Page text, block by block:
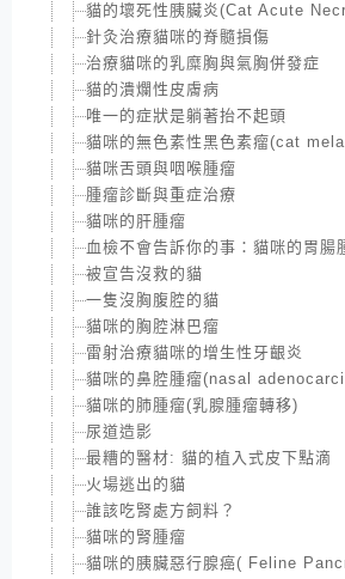
貓的壞死性胰臟炎(Cat Acute
針灸治療貓咪的脊髓損傷
治療貓咪的乳糜胸與氣胸併發症
貓的潰爛性皮膚病
唯一的症狀是躺著抬不起頭
貓咪的無色素性黑色素瘤(cat
貓咪舌頭與咽喉腫瘤
腫瘤診斷與重症治療
貓咪的肝腫瘤
血檢不會告訴你的事：貓咪的胃腸
被宣告沒救的貓
一隻沒胸腹腔的貓
貓咪的胸腔淋巴瘤
雷射治療貓咪的增生性牙齦炎
貓咪的鼻腔腫瘤(nasal
貓咪的肺腫瘤(乳腺腫瘤轉移)
尿道造影
最糟的醫材: 貓的植入式皮下點滴
火場逃出的貓
誰該吃腎處方飼料？
貓咪的腎腫瘤
貓咪的胰臟惡行腺癌( Feline